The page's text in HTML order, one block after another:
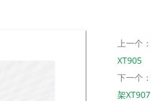
上一个：
XT905
下一个：
架XT907